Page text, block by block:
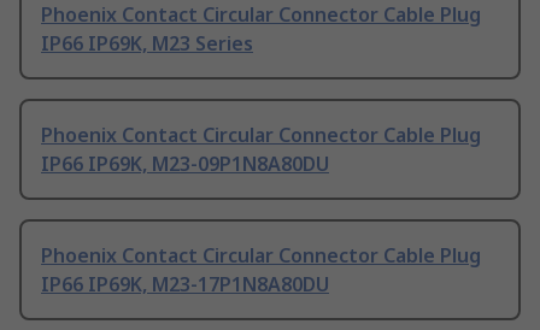
Phoenix Contact Circular Connector Cable Plug
IP66 IP69K, M23 Series
Phoenix Contact Circular Connector Cable Plug
IP66 IP69K, M23-09P1N8A80DU
Phoenix Contact Circular Connector Cable Plug
IP66 IP69K, M23-17P1N8A80DU